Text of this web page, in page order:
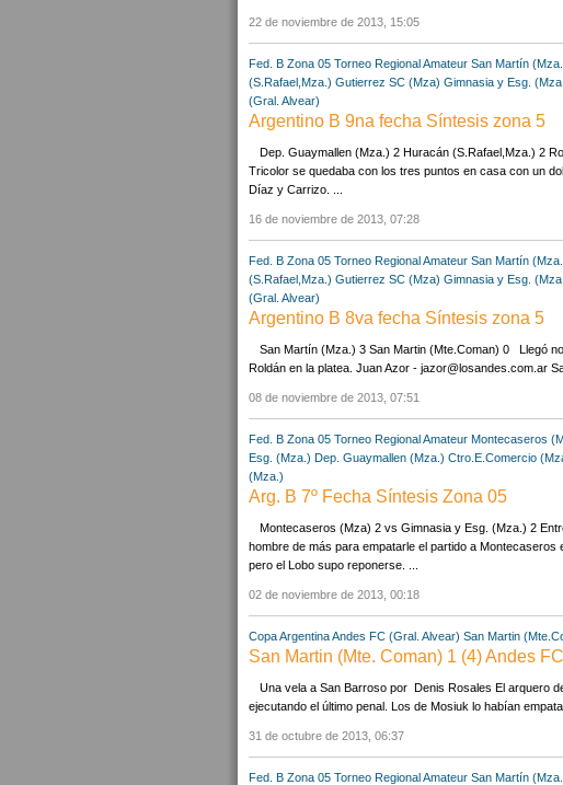
22 de noviembre de 2013, 15:05
Fed. B Zona 05 Torneo Regional Amateur San Martín
(S.Rafael,Mza.) Gutierrez SC (Mza) Gimnasia y Esg.
(Gral. Alvear)
Argentino B 9na fecha Síntesis zona 5
Dep. Guaymallen (Mza.) 2 Huracán (S.Rafael,Mza.) 2
Tricolor se quedaba con los tres puntos en casa con un
Díaz y Carrizo. ...
16 de noviembre de 2013, 07:28
Fed. B Zona 05 Torneo Regional Amateur San Martín
(S.Rafael,Mza.) Gutierrez SC (Mza) Gimnasia y Esg.
(Gral. Alvear)
Argentino B 8va fecha Síntesis zona 5
San Martín (Mza.) 3 San Martin (Mte.Coman) 0 Llegó
Roldán en la platea. Juan Azor - jazor@losandes.com.ar
08 de noviembre de 2013, 07:51
Fed. B Zona 05 Torneo Regional Amateur Montecaseros
Esg. (Mza.) Dep. Guaymallen (Mza.) Ctro.E.Comercio
(Mza.)
Arg. B 7º Fecha Síntesis Zona 05
Montecaseros (Mza) 2 vs Gimnasia y Esg. (Mza.) 2
hombre de más para empatarle el partido a
pero el Lobo supo reponerse. ...
02 de noviembre de 2013, 00:18
Copa ArgentinaAndes FC (Gral. Alvear) San Martin
San Martin (Mte. Coman) 1 (4) Andes
Una vela a San Barroso por Denis Rosales El arquero
ejecutando el último penal. Los de Mosiuk lo habían
31 de octubre de 2013, 06:37
Fed. B Zona 05 Torneo Regional Amateur San Martín